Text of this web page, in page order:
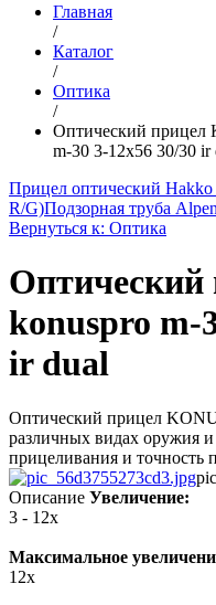
Главная
/
Каталог
/
Оптика
/
Оптический прицел
m-30 3-12x56 30/30 ir
Прицел оптический
R/G)Подзорная труба
Вернуться к: Оптика
Оптический
konuspro m-
ir dual
Оптический прицел
различных видах оружия и
прицеливания и точность
Описание Увеличение:
3 - 12x
Максимальное
12x